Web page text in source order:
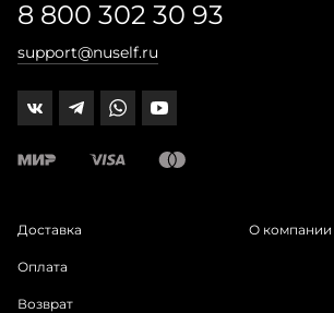
8 800 302 30 93
support@nuself.ru
Доставка
Оплата
Возврат
О компании